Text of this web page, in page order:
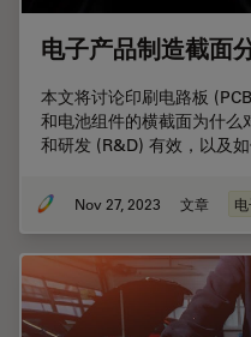
电子产品制造截面
本文将讨论印刷电路板
和电池组件的横截面为什么
和研发 (R&D) 有效，以及如
Nov 27, 2023 文章